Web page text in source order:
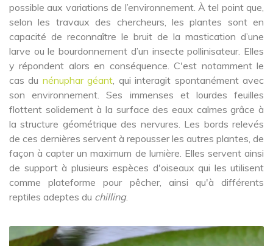
possible aux variations de l’environnement. À tel point que,
selon les travaux des chercheurs, les plantes sont en
capacité de reconnaître le bruit de la mastication d’une
larve ou le bourdonnement d’un insecte pollinisateur. Elles
y répondent alors en conséquence. C'est notamment le
cas du nénuphar géant , qui interagit spontanément avec
son environnement. Ses immenses et lourdes feuilles
flottent solidement à la surface des eaux calmes grâce à
la structure géométrique des nervures. Les bords relevés
de ces dernières servent à repousser les autres plantes, de
façon à capter un maximum de lumière. Elles servent ainsi
de support à plusieurs espèces d'oiseaux qui les utilisent
comme plateforme pour pêcher, ainsi qu'à différents
reptiles adeptes du chilling.